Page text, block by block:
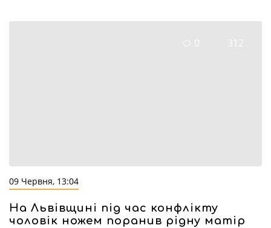
0 312
09 Червня, 13:04
На Львівщині під час конфлікту
чоловік ножем поранив рідну матір